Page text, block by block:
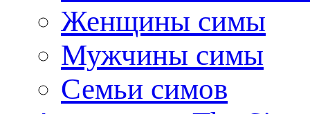
Женщины симы
Мужчины симы
Семьи симов